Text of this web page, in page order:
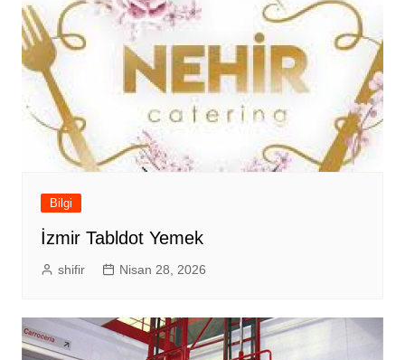
Bilgi
İzmir Tabldot Yemek
shifir Nisan 28, 2026